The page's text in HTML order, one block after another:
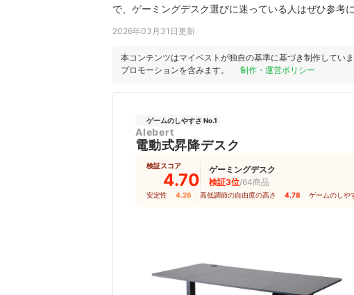
で、ゲーミングデスク選びに迷っている人はぜひ参考
2026年03月31日更新
本コンテンツはマイベストが独自の基準に基づき制作していま
プロモーションを含みます。
制作・運営ポリシー
ゲームのしやすさ No.1
Alebert
電動式昇降デスク
検証スコア
4.70
ゲーミングデスク
検証3位/64商品
安定性 4.26 高低調節の自由度の高さ 4.78 ゲームのしや